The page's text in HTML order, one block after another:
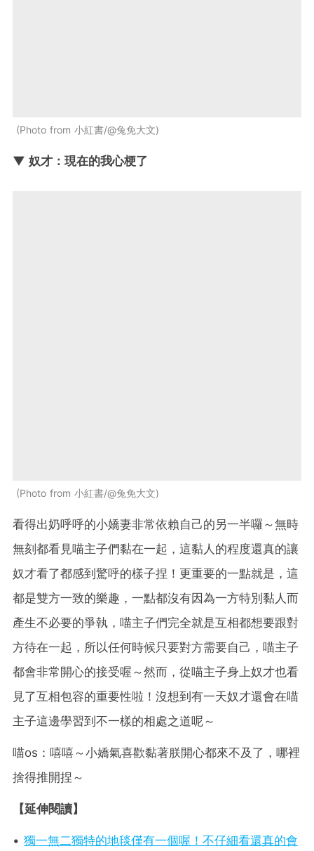
Photo from 小紅書/@兔免大文
▼ 奴才：現在的我心梗了
Photo from 小紅書/@兔免大文
看得出奶呼呼的小嬌妻非常依賴自己的另一半囉～無時
無刻都看見喵主子們黏在一起，這黏人的程度還真的讓
奴才看了都感到驚呼的樣子捏！更重要的一點就是，這
都是雙方一致的樂趣，一點都沒有因為一方特別黏人而
產生不必要的爭執，喵主子們完全就是互相都想要跟對
方待在一起，所以任何時候只要對方需要自己，喵主子
都會非常開心的接受喔～然而，從喵主子身上奴才也看
見了互相包容的重要性啦！沒想到有一天奴才還會在喵
主子這邊學習到不一樣的相處之道呢～
喵os：嘻嘻～小嬌氣喜歡黏著朕開心都來不及了，哪裡
捨得推開捏～
【延伸閱讀】
• 獨一無二獨特的地毯僅有一個喔！不仔細看還真的會